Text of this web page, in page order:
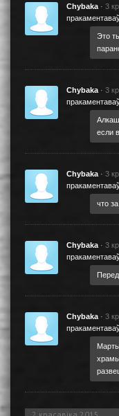
Chybaka · 3
пракаментаваў
Это
Chybaka · 3
пракаментаваў
если
Chybaka · 3
пракаментаваў
что
Chybaka · 3
пракаментаваў
Chybaka · 3
пракаментаваў